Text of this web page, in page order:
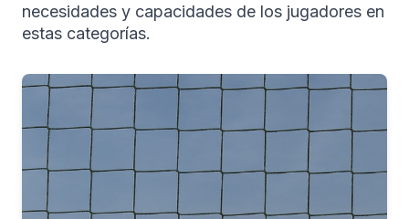
necesidades y capacidades de los jugadores en
estas categorías.